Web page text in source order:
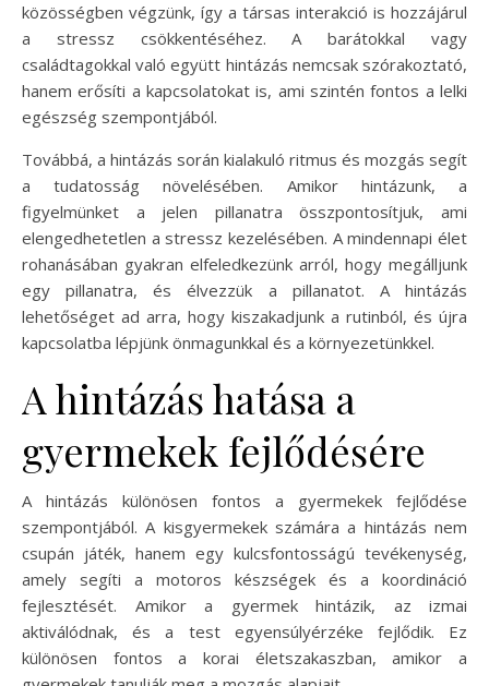
közösségben végzünk, így a társas interakció is hozzájárul
a stressz csökkentéséhez. A barátokkal vagy
családtagokkal való együtt hintázás nemcsak szórakoztató,
hanem erősíti a kapcsolatokat is, ami szintén fontos a lelki
egészség szempontjából.
Továbbá, a hintázás során kialakuló ritmus és mozgás segít
a tudatosság növelésében. Amikor hintázunk, a
figyelmünket a jelen pillanatra összpontosítjuk, ami
elengedhetetlen a stressz kezelésében. A mindennapi élet
rohanásában gyakran elfeledkezünk arról, hogy megálljunk
egy pillanatra, és élvezzük a pillanatot. A hintázás
lehetőséget ad arra, hogy kiszakadjunk a rutinból, és újra
kapcsolatba lépjünk önmagunkkal és a környezetünkkel.
A hintázás hatása a
gyermekek fejlődésére
A hintázás különösen fontos a gyermekek fejlődése
szempontjából. A kisgyermekek számára a hintázás nem
csupán játék, hanem egy kulcsfontosságú tevékenység,
amely segíti a motoros készségek és a koordináció
fejlesztését. Amikor a gyermek hintázik, az izmai
aktiválódnak, és a test egyensúlyérzéke fejlődik. Ez
különösen fontos a korai életszakaszban, amikor a